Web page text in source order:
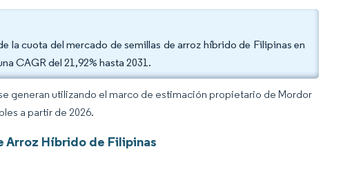
la cuota del mercado de semillas de arroz híbrido de Filipinas en
CAGR del 21,92% hasta 2031.
generan utilizando el marco de estimación propietario de Mordor
a partir de 2026.
Arroz Híbrido de Filipinas